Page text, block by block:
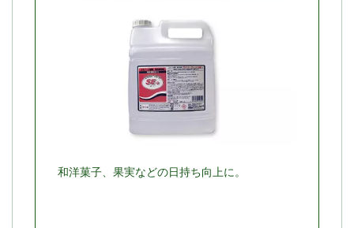
和洋菓子、果実などの日持ち向上に。